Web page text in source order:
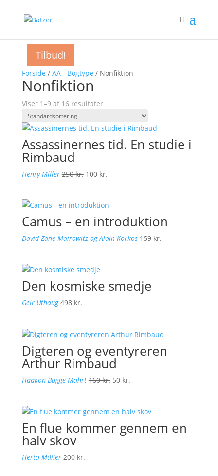
Forside / AA - Bogtype / Nonfiktion
Nonfiktion
Viser 1–9 af 16 resultater
Tilbud!
Assassinernes tid. En studie i
Rimbaud
Henry Miller 250kr. Den
var:
250 kr..
100 kr.Den
er:
100 kr..
Camus – en introduktion
David Zane Mairowitz og Alain Korkos 159 kr.
Den kosmiske smedje
Geir Uthaug 498 kr.
Tilbud!
Digteren og eventyreren
Arthur Rimbaud
Haakon Bugge Mahrt 160kr. Den
var:
160 kr..
50 kr.
er:
50 kr..
En flue kommer gennem en
halv skov
Herta Müller 200 kr.